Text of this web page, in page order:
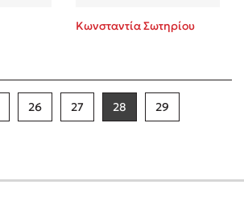
Κωνσταντία Σωτηρίου
26 27 28 29